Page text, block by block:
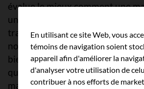
évalue le mieux comment une
une personne et comment elle
traitement. Le pronostic d'un
nombreux facteurs. Seul un
bien vos antécédents médicaux,
que vous avez et d'autres
maladie, les traitements choisis
En utilisant ce site Web, vous
témoins de navigation soient
appareil afin d'améliorer la
d'analyser votre utilisation de
contribuer à nos efforts de